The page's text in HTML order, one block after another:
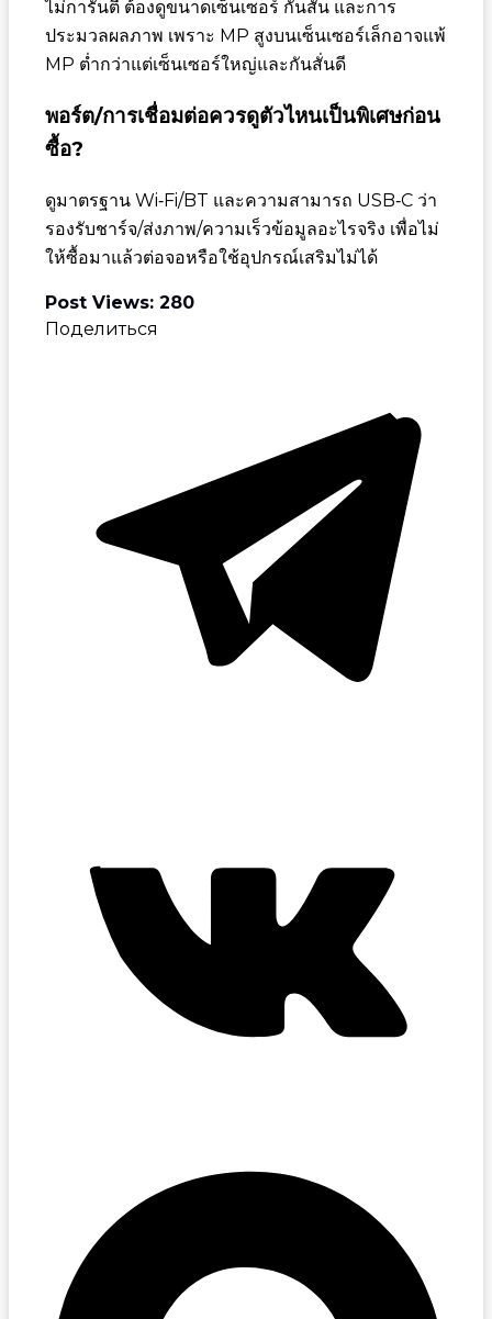
ไม่การันตี ต้องดูขนาดเซ็นเซอร์ กันสั่น และการ
ประมวลผลภาพ เพราะ MP สูงบนเซ็นเซอร์เล็กอาจแพ้
MP ต่ำกว่าแต่เซ็นเซอร์ใหญ่และกันสั่นดี
พอร์ต/การเชื่อมต่อควรดูตัวไหนเป็นพิเศษก่อน
ซื้อ?
ดูมาตรฐาน Wi‑Fi/BT และความสามารถ USB‑C ว่า
รองรับชาร์จ/ส่งภาพ/ความเร็วข้อมูลอะไรจริง เพื่อไม่
ให้ซื้อมาแล้วต่อจอหรือใช้อุปกรณ์เสริมไม่ได้
Post Views: 280
Поделиться